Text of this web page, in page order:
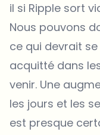
il si Ripple sort
Nous pouvons
ce qui devrait
acquitté dans
venir. Une
les jours et les
est presque